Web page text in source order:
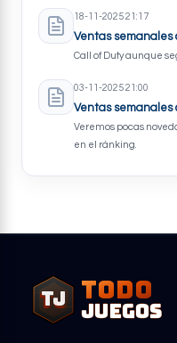
18-11-2025 21:17
Ventas semanales
Call of Duty aunque
03-11-2025 21:00
Ventas semanales
Veremos pocas
en el ránking.
TJ
TJ TODO
JUEGOS